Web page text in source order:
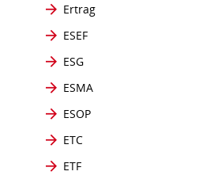
Ertrag
ESEF
ESG
ESMA
ESOP
ETC
ETF